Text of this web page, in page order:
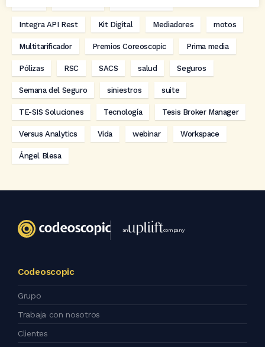
Integra API Rest Kit Digital Mediadores motos
Multitarificador Premios Coreoscopic Prima media
Pólizas RSC SACS salud Seguros
Semana del Seguro siniestros suite
TE-SIS Soluciones Tecnología Tesis Broker Manager
Versus Analytics Vida webinar Workspace
Ángel Blesa
an company
Codeoscopic
Grupo
Trabaja con nosotros
Clientes